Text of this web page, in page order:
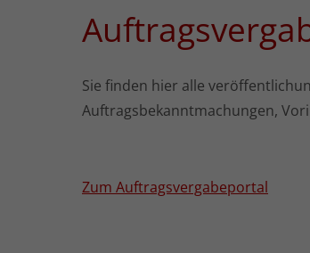
Sie finden hier alle
Auftragsbekanntmachungen,
Zum Auftragsvergabeportal